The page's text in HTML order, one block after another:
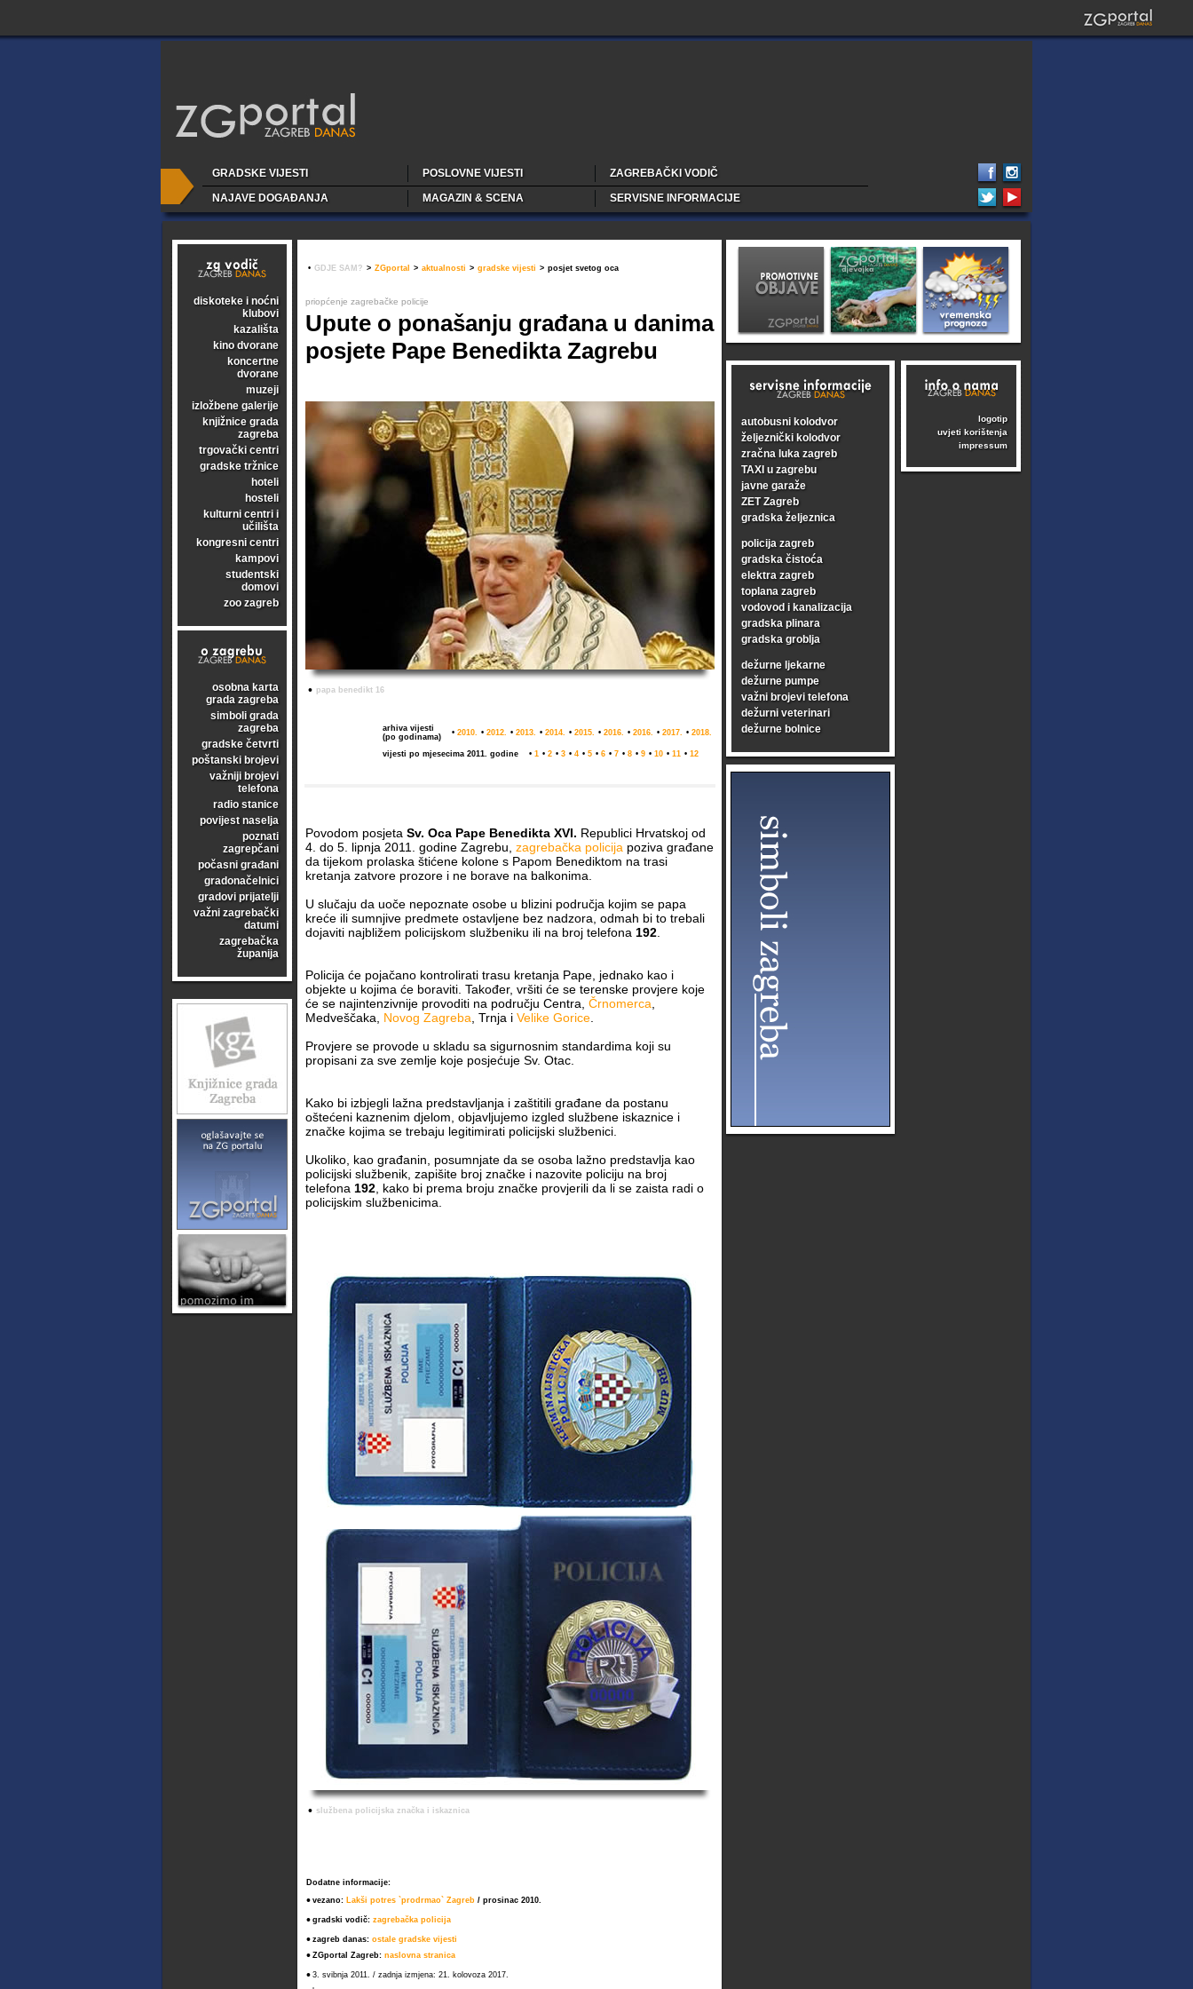
GRADSKE VIJESTI POSLOVNE VIJESTI
ZAGREBAČKI VODIČ
NAJAVE DOGAĐANJA
MAGAZIN & SCENA SERVISNE INFORMACIJE
diskoteke i noćni
klubovi
kazališta
kino dvorane
koncertne
dvorane
muzeji
izložbene galerije
knjižnice grada
zagreba
trgovački centri
gradske tržnice
hoteli
hosteli
kulturni centri i
učilišta
kongresni centri
kampovi
studentski
domovi
zoo zagreb
osobna karta
grada zagreba
simboli grada
zagreba
gradske četvrti
poštanski brojevi
važniji brojevi
telefona
radio stanice
povijest naselja
poznati
zagrepčani
počasni građani
gradonačelnici
gradovi prijatelji
važni zagrebački
datumi
zagrebačka
županija
• GDJE SAM? > ZGportal > aktualnosti > gradske vijesti > posjet svetog oca
priopćenje zagrebačke policije
Upute o ponašanju građana u danima
posjete Pape Benedikta Zagrebu
• papa benedikt 16
arhiva vijesti
(po godinama)
• 2010. • 2012. • 2013. • 2014. • 2015. • 2016. • 2016. • 2017. • 2018.
vijesti po mjesecima 2011. godine • 1 • 2 • 3 • 4 • 5 • 6 • 7 • 8 • 9 • 10 • 11 • 12
Povodom posjeta Sv. Oca Pape Benedikta XVI. Republici Hrvatskoj od
4. do 5. lipnja 2011. godine Zagrebu, zagrebačka policija poziva građane
da tijekom prolaska štićene kolone s Papom Benediktom na trasi
kretanja zatvore prozore i ne borave na balkonima.
U slučaju da uoče nepoznate osobe u blizini područja kojim se papa
kreće ili sumnjive predmete ostavljene bez nadzora, odmah bi to trebali
dojaviti najbližem policijskom službeniku ili na broj telefona 192.
Policija će pojačano kontrolirati trasu kretanja Pape, jednako kao i
objekte u kojima će boraviti. Također, vršiti će se terenske provjere koje
će se najintenzivnije provoditi na području Centra, Črnomerca
Medveščaka, Novog Zagreba , Trnja i Velike Gorice.
Provjere se provode u skladu sa sigurnosnim standardima koji su
propisani za sve zemlje koje posjećuje Sv. Otac.
Kako bi izbjegli lažna predstavljanja i zaštitili građane da postanu
oštećeni kaznenim djelom, objavljujemo izgled službene iskaznice i
značke kojima se trebaju legitimirati policijski službenici.
Ukoliko, kao građanin, posumnjate da se osoba lažno predstavlja kao
policijski službenik, zapišite broj značke i nazovite policiju na broj
telefona 192, kako bi prema broju značke provjerili da li se zaista radi o
policijskim službenicima.
• službena policijska značka i iskaznica
Dodatne informacije:
• vezano: Lakši potres `prodrmao` Zagreb/ prosinac 2010.
• gradski vodič: zagrebačka policija
• zagreb danas: ostale gradske vijesti
• ZGportal Zagreb: naslovna stranica
• 3. svibnja 2011. / zadnja izmjena: 21. kolovoza 2017.
autobusni kolodvor
željeznički kolodvor
zračna luka zagreb
TAXI u zagrebu
javne garaže
ZET Zagreb
gradska željeznica
policija zagreb
gradska čistoća
elektra zagreb
toplana zagreb
vodovod i kanalizacija
gradska plinara
gradska groblja
dežurne ljekarne
dežurne pumpe
važni brojevi telefona
dežurni veterinari
dežurne bolnice
logotip
uvjeti korištenja
impressum